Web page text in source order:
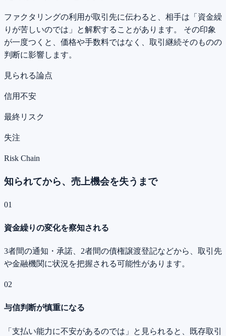
ファクタリングの利用が取引先に伝わると、相手は「資金繰
りが苦しいのでは」と解釈することがあります。 その印象
が一度つくと、価格や手数料ではなく、取引継続そのものの
判断に影響します。
見られる論点
信用不安
最終リスク
失注
Risk Chain
知られてから、売上機会を失うまで
01
資金繰りの変化を察知される
3者間の通知・承諾、2者間の債権譲渡登記などから、取引先
や金融機関に状況を把握される可能性があります。
02
与信判断が慎重になる
「支払い能力に不安があるのでは」と見られると、既存取引